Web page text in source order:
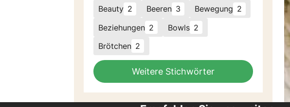
Beauty 2 Beeren 3 Bewegung 2
Beziehungen 2 Bowls 2
Brötchen 2
Weitere Stichwörter